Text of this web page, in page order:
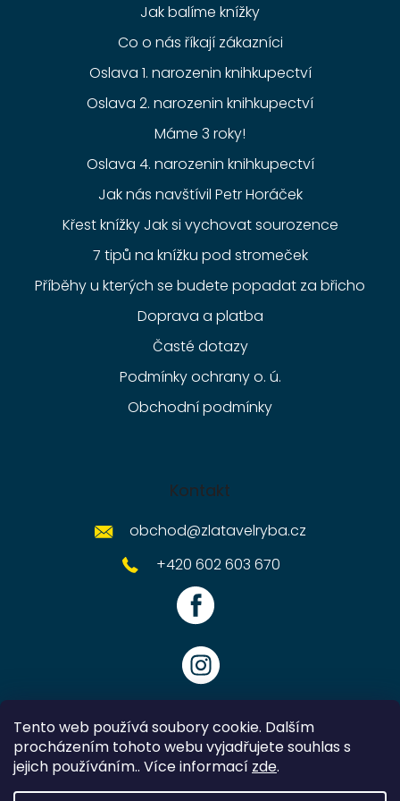
Tento web používá soubory cookie. Dalším
procházením tohoto webu vyjadřujete souhlas s
jejich používáním.. Více informací zde.
Jak balíme knížky
Co o nás říkají zákazníci
Oslava 1. narozenin knihkupectví
Oslava 2. narozenin knihkupectví
Máme 3 roky!
Oslava 4. narozenin knihkupectví
Jak nás navštívil Petr Horáček
Křest knížky Jak si vychovat sourozence
7 tipů na knížku pod stromeček
Příběhy u kterých se budete popadat za břicho
Doprava a platba
Časté dotazy
Podmínky ochrany o. ú.
Obchodní podmínky
Kontakt
obchod@zlatavelryba.cz
+420 602 603 670